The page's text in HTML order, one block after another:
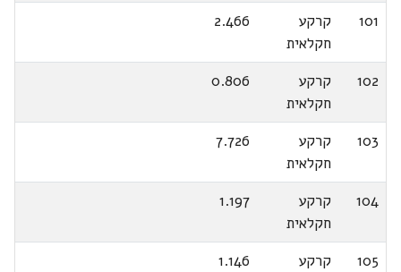
101
קרקע
חקלאית
2.466
102
קרקע
חקלאית
0.806
103
קרקע
חקלאית
7.726
104
קרקע
חקלאית
1.197
105
קרקע
1.146